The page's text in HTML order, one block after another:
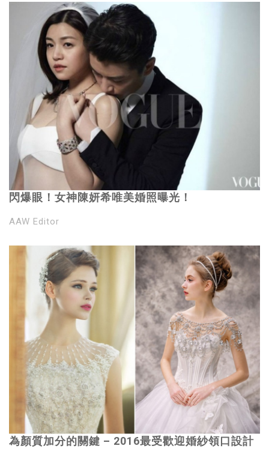
閃爆眼！女神陳妍希唯美婚照曝光！
AAW Editor
為顏質加分的關鍵 – 2016最受歡迎婚紗領口設計